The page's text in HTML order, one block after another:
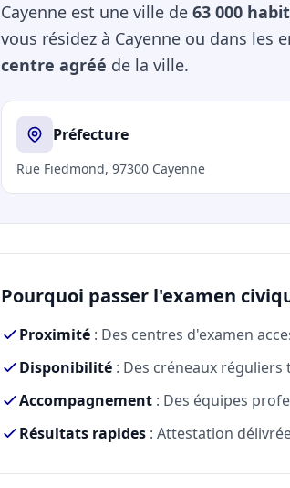
Cayenne est une ville de 63 000
vous résidez à Cayenne ou dans les
centre agréé de la ville.
Préfecture
Rue Fiedmond, 97300 Cayenne
Pourquoi passer l'examen
Proximité : Des centres d'examen
Disponibilité : Des créneaux
Accompagnement : Des équipes
Résultats rapides : Attestation